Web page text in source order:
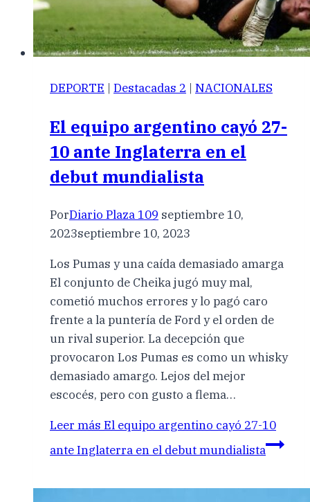
DEPORTE | Destacadas 2 | NACIONALES
El equipo argentino cayó 27-
10 ante Inglaterra en el
debut mundialista
PorDiario Plaza 109 septiembre 10,
2023septiembre 10, 2023
Los Pumas y una caída demasiado amarga
El conjunto de Cheika jugó muy mal,
cometió muchos errores y lo pagó caro
frente a la puntería de Ford y el orden de
un rival superior. La decepción que
provocaron Los Pumas es como un whisky
demasiado amargo. Lejos del mejor
escocés, pero con gusto a flema…
Leer más El equipo argentino cayó 27-10
ante Inglaterra en el debut mundialista